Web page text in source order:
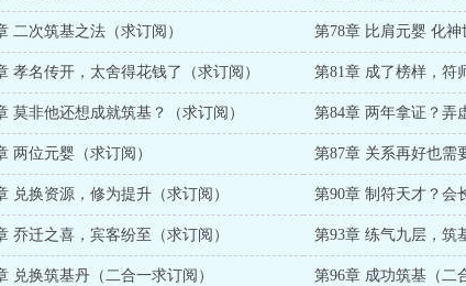
二次筑基之法（求订阅） 第78章 比肩元婴 化
孝名传开，太舍得花钱了（求订阅） 第81章 成了榜样，符
莫非他还想成就筑基？（求订阅） 第84章 两年拿证？弄
两位元婴（求订阅） 第87章 关系再好也需
兑换资源，修为提升（求订阅） 第90章 制符天才？会
乔迁之喜，宾客纷至（求订阅） 第93章 练气九层，筑
兑换筑基丹（二合一求订阅） 第96章 成功筑基（二